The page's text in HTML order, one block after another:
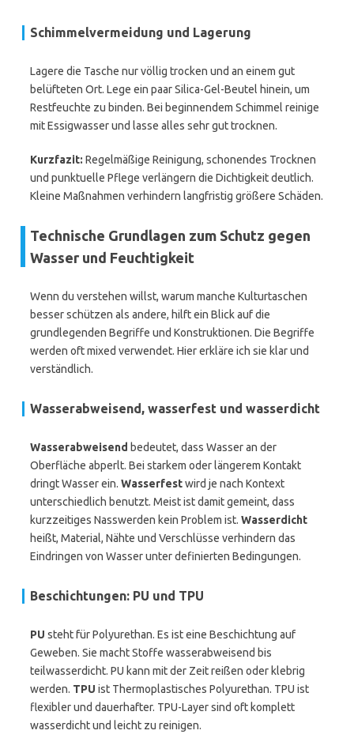
Schimmelvermeidung und Lagerung
Lagere die Tasche nur völlig trocken und an einem gut
belüfteten Ort. Lege ein paar Silica-Gel-Beutel hinein, um
Restfeuchte zu binden. Bei beginnendem Schimmel reinige
mit Essigwasser und lasse alles sehr gut trocknen.
Kurzfazit: Regelmäßige Reinigung, schonendes Trocknen
und punktuelle Pflege verlängern die Dichtigkeit deutlich.
Kleine Maßnahmen verhindern langfristig größere Schäden.
Technische Grundlagen zum Schutz gegen
Wasser und Feuchtigkeit
Wenn du verstehen willst, warum manche Kulturtaschen
besser schützen als andere, hilft ein Blick auf die
grundlegenden Begriffe und Konstruktionen. Die Begriffe
werden oft mixed verwendet. Hier erkläre ich sie klar und
verständlich.
Wasserabweisend, wasserfest und wasserdicht
Wasserabweisend bedeutet, dass Wasser an der
Oberfläche abperlt. Bei starkem oder längerem Kontakt
dringt Wasser ein. Wasserfestwird je nach Kontext
unterschiedlich benutzt. Meist ist damit gemeint, dass
kurzzeitiges Nasswerden kein Problem ist. Wasserdicht
heißt, Material, Nähte und Verschlüsse verhindern das
Eindringen von Wasser unter definierten Bedingungen.
Beschichtungen: PU und TPU
PU steht für Polyurethan. Es ist eine Beschichtung auf
Geweben. Sie macht Stoffe wasserabweisend bis
teilwasserdicht. PU kann mit der Zeit reißen oder klebrig
werden. TPU ist Thermoplastisches Polyurethan. TPU ist
flexibler und dauerhafter. TPU-Layer sind oft komplett
wasserdicht und leicht zu reinigen.